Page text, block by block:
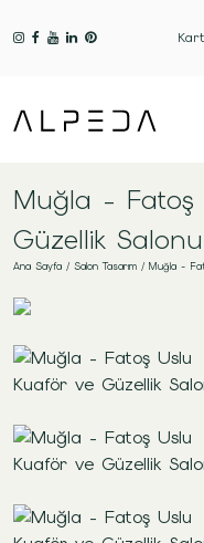
Muğla - Fatoş
Güzellik Salonu
Ana Sayfa / Salon Tasarım / Muğla -